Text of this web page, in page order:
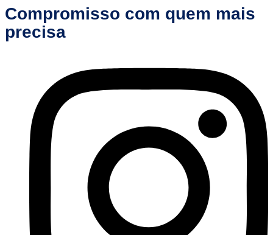
Compromisso com quem mais
precisa